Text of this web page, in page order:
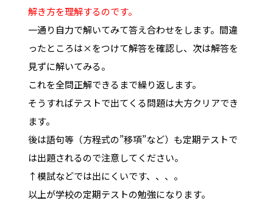
解き方を理解するのです。
一通り自力で解いてみて答え合わせをします。間違
ったところは×をつけて解答を確認し、次は解答を
見ずに解いてみる。
これを全問正解できるまで繰り返します。
そうすればテストで出てくる問題は大方クリアでき
ます。
後は語句等（方程式の”移項”など）も定期テストで
は出題されるので注意してください。
↑模試などでは出にくいです、、、。
以上が学校の定期テストの勉強になります。